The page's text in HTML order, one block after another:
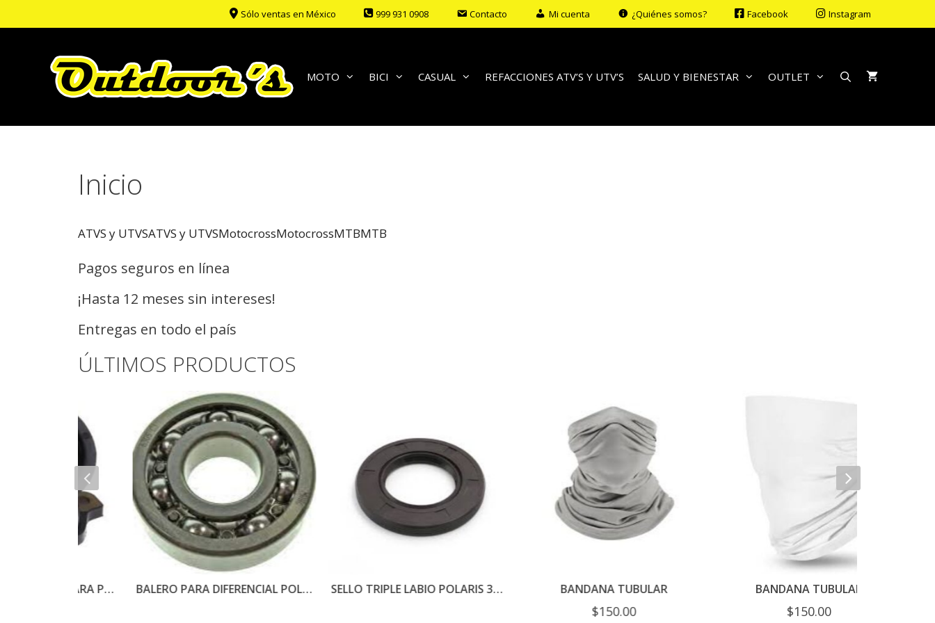
al
Sólo ventas en México 999 931 0908 Contacto Mi cuenta ¿Quiénes somos? Facebook Instagram
MOTO BICI CASUAL REFACCIONES ATV’S Y UTV’S SALUD Y BIENESTAR OUTLET
Inicio
ATVS y UTVSATVS y UTVSMotocrossMotocrossMTBMTB
Pagos seguros en línea
¡Hasta 12 meses sin intereses!
Entregas en todo el país
ÚLTIMOS PRODUCTOS
BALERO PARA DIFERENCIAL POLARIS PART# 3235174 SELLO TRIPLE LABIO POLARIS 3235052 BANDANA TUBULAR
150.00
BANDANA TUBULAR
150.00